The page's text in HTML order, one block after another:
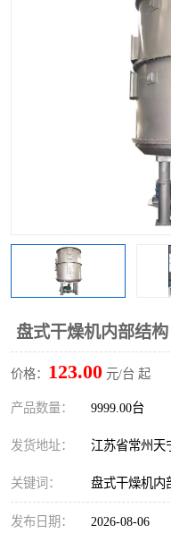
盘式干燥机内部结
价格： 123.00 元/台 起
产品数量： 9999.00台
发货地址： 江苏省常州天
关键词： 盘式干燥机内
发布日期： 2026-08-06
单锥螺带真空干燥机
方形圆形真空干燥机